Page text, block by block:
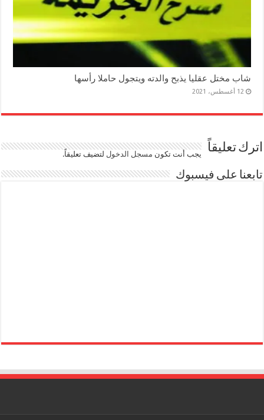
شاب مختل عقليا يذبح والدته ويتجول حاملا رأسها
12 أغسطس، 2021
اترك تعليقاً يجب أنت تكون مسجل الدخوللتضيف تعليقاً.
تابعنا على فيسبوك